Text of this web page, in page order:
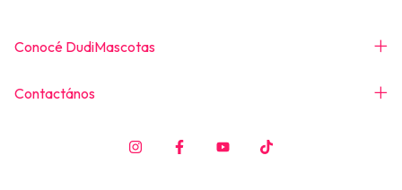
Conocé DudiMascotas
Contactános